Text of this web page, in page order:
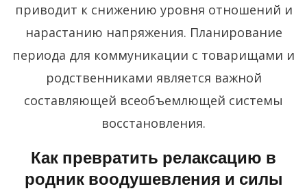
приводит к снижению уровня отношений и
нарастанию напряжения. Планирование
периода для коммуникации с товарищами и
родственниками является важной
составляющей всеобъемлющей системы
восстановления.
Как превратить релаксацию в
родник воодушевления и силы